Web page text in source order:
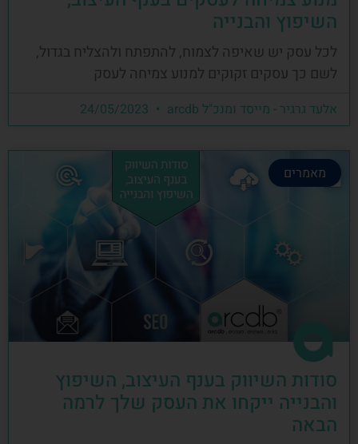
השיפוץ והבנייה
לכל עסק יש שאיפה לצמוח, להתפתח ולהצליח בגדול,
לשם כך עסקים זקוקים למנוע צמיחה לעסק
אלעד גרגיר - מייסד ומנכ"ל arcdb
מאמרים
סודות השיווק בענף העיצוב, השיפוץ
והבנייה ייקחו את העסק שלך לרמה
הבאה